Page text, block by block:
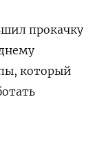
прокачку
который